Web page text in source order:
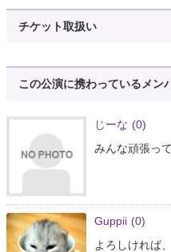
チケット取扱い
この公演に携わっているメン
じーな (0)
みんな頑張っ
Guppii (0)
よろしければ